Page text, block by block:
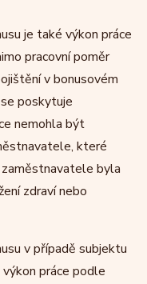
je také výkon práce
pracovní poměr
v bonusovém
poskytuje
nemohla být
které
byla
zdraví nebo
v případě subjektu
práce podle